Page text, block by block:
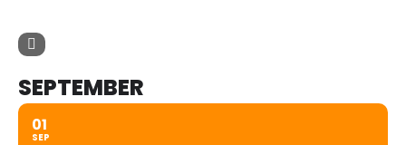
SEPTEMBER
01
SEP